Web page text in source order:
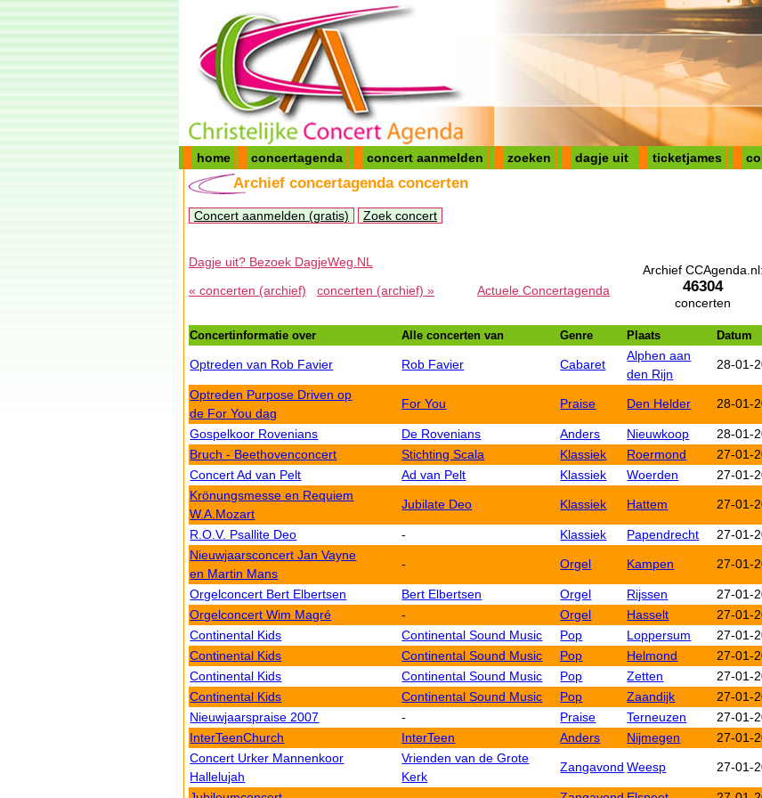
home concertagenda concert aanmelden zoeken dagje uit ticketjames
Archief concertagenda concerten
Concert aanmelden (gratis) Zoek concert
Archief CCAgenda.nl:
46304
concerten
Dagje uit? Bezoek DagjeWeg.NL
« concerten (archief)
concerten (archief) » Actuele Concertagenda
Concertinformatie over Alle concerten van Genre Plaats Datum
Optreden van Rob Favier Rob Favier Cabaret
Alphen aan
den Rijn
28-01-
Optreden Purpose Driven op
de For You dag
For You Praise Den Helder 28-01-
Gospelkoor Rovenians De Rovenians Anders Nieuwkoop
28-01-
Bruch - Beethovenconcert
Stichting Scala Klassiek Roermond
27-01-
Concert Ad van Pelt
Ad van Pelt Klassiek Woerden
27-01-
Krönungsmesse en Requiem
W.A.Mozart
Jubilate Deo Klassiek Hattem 27-01-
R.O.V. Psallite Deo - Klassiek Papendrecht
27-01-
Nieuwjaarsconcert Jan Vayne
en Martin Mans
- Orgel Kampen 27-01-
Orgelconcert Bert Elbertsen Bert Elbertsen Orgel Rijssen
27-01-
Orgelconcert Wim Magré
- Orgel Hasselt
27-01-
Continental Kids
Continental Sound Music Pop Loppersum
27-01-
Continental Kids
Continental Sound Music Pop Helmond
27-01-
Continental Kids
Continental Sound Music Pop Zetten
27-01-
Continental Kids
Continental Sound Music Pop Zaandijk
27-01-
Nieuwjaarspraise 2007
- Praise Terneuzen
27-01-
InterTeenChurch
InterTeen Anders Nijmegen
27-01-
Concert Urker Mannenkoor
Hallelujah
Vrienden van de Grote
Kerk
Zangavond Weesp 27-01-